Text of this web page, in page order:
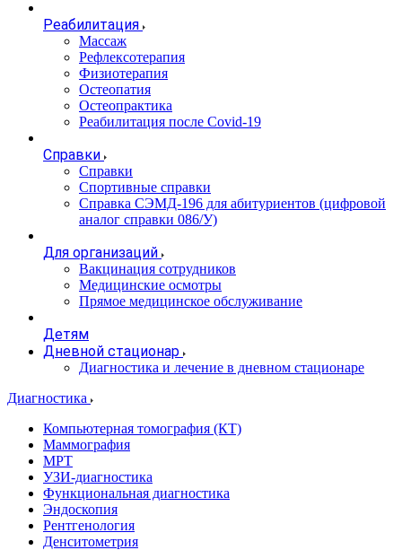
Реабилитация
Массаж
Рефлексотерапия
Физиотерапия
Остеопатия
Остеопрактика
Реабилитация после Covid-19
Справки
Справки
Спортивные справки
Справка СЭМД‑196 для абитуриентов (цифровой
аналог справки 086/У)
Для организаций
Вакцинация сотрудников
Медицинские осмотры
Прямое медицинское обслуживание
Детям
Дневной стационар
Диагностика и лечение в дневном стационаре
Диагностика
Компьютерная томография (КТ)
Маммография
МРТ
УЗИ-диагностика
Функциональная диагностика
Эндоскопия
Рентгенология
Денситометрия